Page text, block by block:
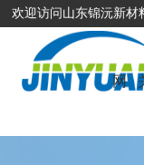
欢迎访问山东锦沅新材
网